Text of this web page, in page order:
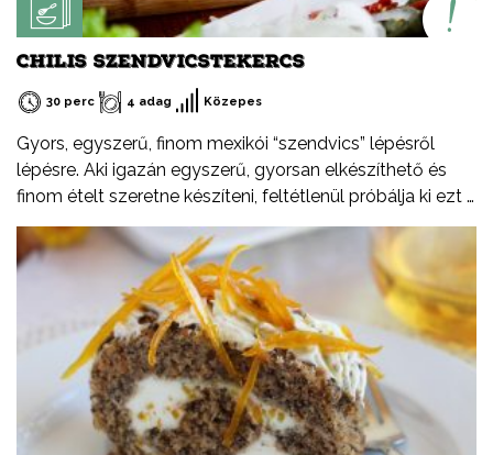
CHILIS SZENDVICSTEKERCS
30 perc 4 adag Közepes
Gyors, egyszerű, finom mexikói “szendvics” lépésről
lépésre. Aki igazán egyszerű, gyorsan elkészíthető és
finom ételt szeretne készíteni, feltétlenül próbálja ki ezt a
receptemet – akár hidegen akár melegen.